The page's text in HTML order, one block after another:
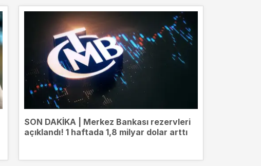
SON DAKİKA | Merkez Bankası rezervleri
açıklandı! 1 haftada 1,8 milyar dolar arttı